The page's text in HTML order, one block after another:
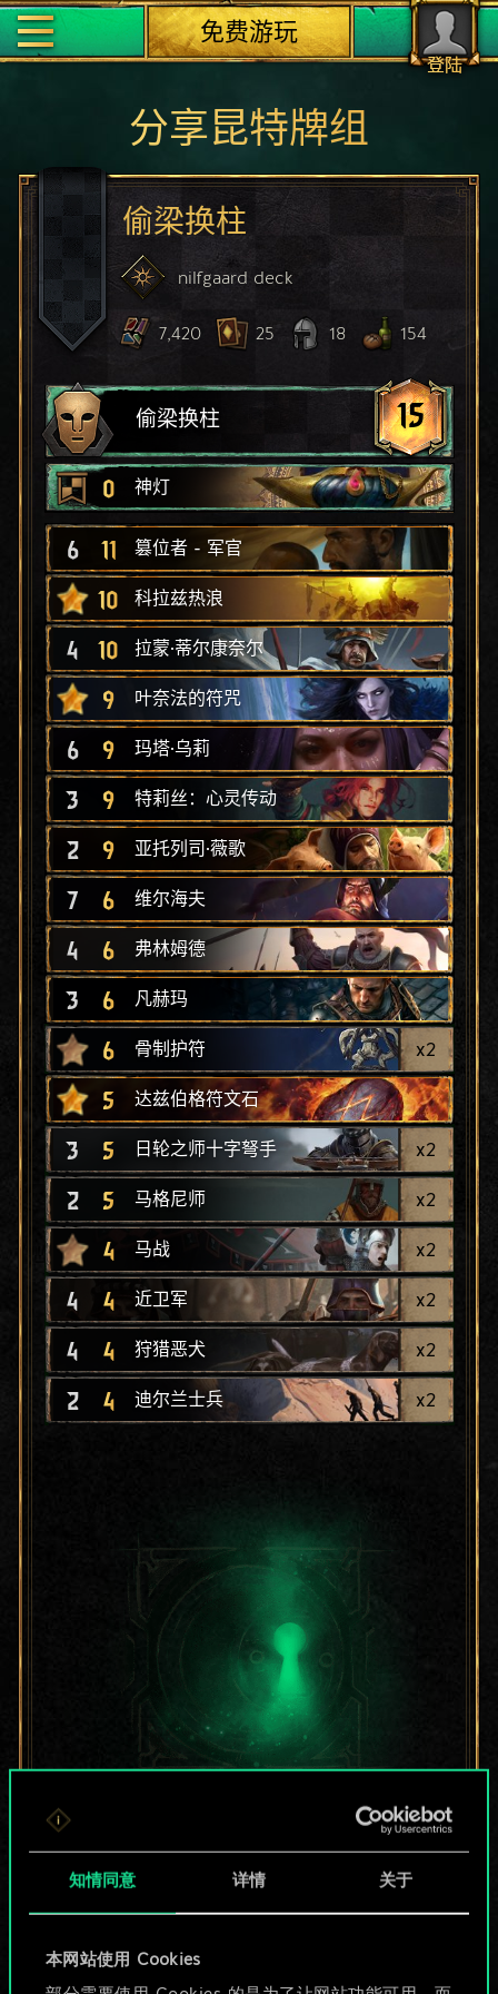
知情同意 详情 关于
本网站使用 Cookies
登陆
免费游玩
分享昆特牌组
偷梁换柱
nilfgaard deck
7,420 25 18 154
偷梁换柱 15
0 神灯
6 11 篡位者 - 军官
10 科拉兹热浪
4 10 拉蒙·蒂尔康奈尔
9 叶奈法的符咒
6 9 玛塔·乌莉
3 9 特莉丝：心灵传动
2 9 亚托列司·薇歌
7 6 维尔海夫
4 6 弗林姆德
3 6 凡赫玛
6 骨制护符 x2
5 达兹伯格符文石
3 5 日轮之师十字弩手 x2
2 5 马格尼师 x2
4 马战 x2
4 4 近卫军 x2
4 4 狩猎恶犬 x2
2 4 迪尔兰士兵 x2
目前只是分享了一套
牌，但能做的不止这